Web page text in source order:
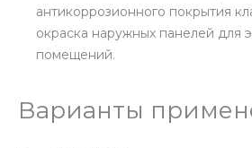
антикоррозионного покрытия
окраска наружных панелей для
помещений.
Варианты